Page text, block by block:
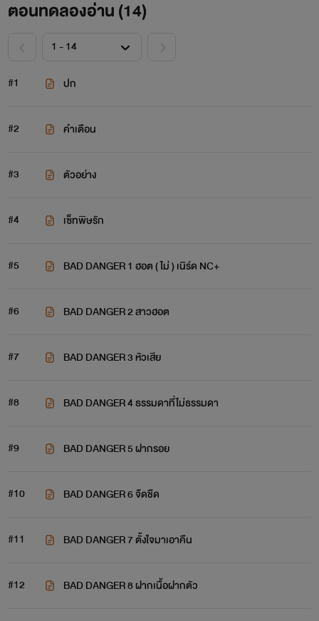
ตอนทดลองอ่าน (14)
#1 ปก
#2 คำเตือน
#3 ตัวอย่าง
#4 เซ็ทพิษรัก
#5 BAD DANGER 1 ฮอต ( ไม่ ) เนิร์ด NC+
#6 BAD DANGER 2 สาวฮอต
#7 BAD DANGER 3 หัวเสีย
#8 BAD DANGER 4 ธรรมดาที่ไม่ธรรมดา
#9 BAD DANGER 5 ฝากรอย
#10 BAD DANGER 6 จืดชืด
#11 BAD DANGER 7 ตั้งใจมาเอาคืน
#12 BAD DANGER 8 ฝากเนื้อฝากตัว